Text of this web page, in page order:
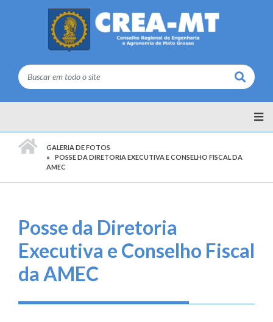
Buscar
GALERIA DE FOTOS
POSSE DA DIRETORIA EXECUTIVA E CONSELHO FISCAL DA
AMEC
Posse da Diretoria
Executiva e Conselho Fiscal
da AMEC